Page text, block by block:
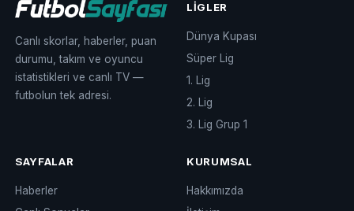
Canlı skorlar, haberler, puan
durumu, takım ve oyuncu
istatistikleri ve canlı TV —
futbolun tek adresi.
LIGLER
Dünya Kupası
Süper Lig
1. Lig
2. Lig
3. Lig Grup 1
SAYFALAR
Haberler
KURUMSAL
Hakkımızda